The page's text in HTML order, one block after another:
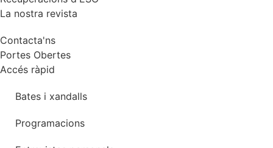
La nostra revista
Contacta'ns
Portes Obertes
Accés ràpid
Bates i xandalls
Programacions